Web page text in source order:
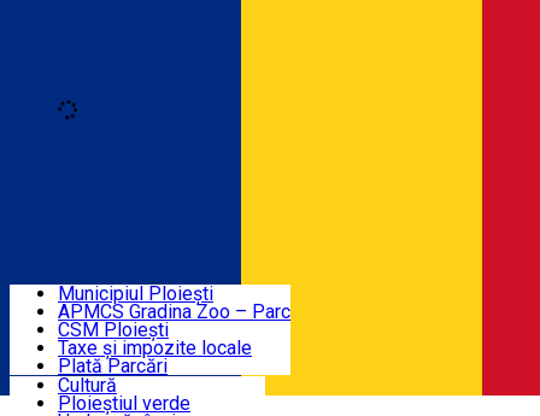
Agenda evenimentelor
Știri Primărie
Turist în Ploiești
Contact
Municipiul Ploiești
APMCS Gradina Zoo – Parc
CSM Ploiești
Taxe și impozite locale
Plată Parcări
Cultură
Ploieștiul verde